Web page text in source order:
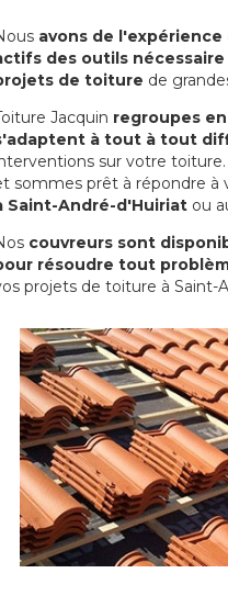
avons de
des outils
de toiture de
Jacquin regroupes
à tout à tout
sur votre
sommes prêt à répondre à
Saint-André-d'Huiriat ou
couvreurs sont
résoudre tout
projets de toiture à Saint-